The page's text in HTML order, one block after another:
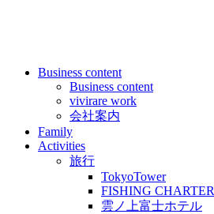
Business content
Business content
vivirare work
会社案内
Family
Activities
旅行
TokyoTower
FISHING CHARTER
雲ノ上富士ホテル